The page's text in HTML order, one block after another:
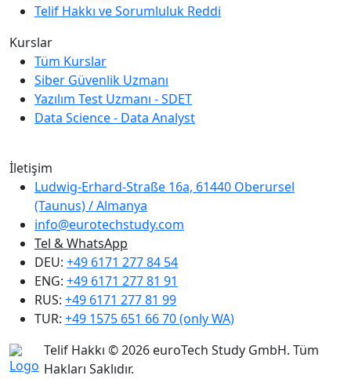
Telif Hakkı ve Sorumluluk Reddi
Kurslar
Tüm Kurslar
Siber Güvenlik Uzmanı
Yazılım Test Uzmanı - SDET
Data Science - Data Analyst
İletişim
Ludwig-Erhard-Straße 16a, 61440 Oberursel
(Taunus) / Almanya
info@eurotechstudy.com
Tel & WhatsApp
DEU: +49 6171 277 84 54
ENG: +49 6171 277 81 91
RUS: +49 6171 277 81 99
TUR: +49 1575 651 66 70 (only WA)
Telif Hakkı © 2026 euroTech Study GmbH. Tüm
Hakları Saklıdır.